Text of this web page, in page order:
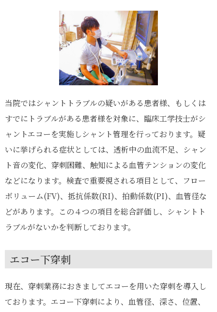
当院ではシャントトラブルの疑いがある患者様、もしくは
すでにトラブルがある患者様を対象に、臨床工学技士がシ
ャントエコーを実施しシャント管理を行っております。疑
いに挙げられる症状としては、透析中の血流不足、シャン
ト音の変化、穿刺困難、触知による血管テンションの変化
などになります。検査で重要視される項目として、フロー
ボリューム(FV)、抵抗係数(RI)、拍動係数(PI)、血管径な
どがあります。この４つの項目を総合評価し、シャントト
ラブルがないかを判断しております。
エコー下穿刺
現在、穿刺業務におきましてエコーを用いた穿刺を導入し
ております。エコー下穿刺により、血管径、深さ、位置、